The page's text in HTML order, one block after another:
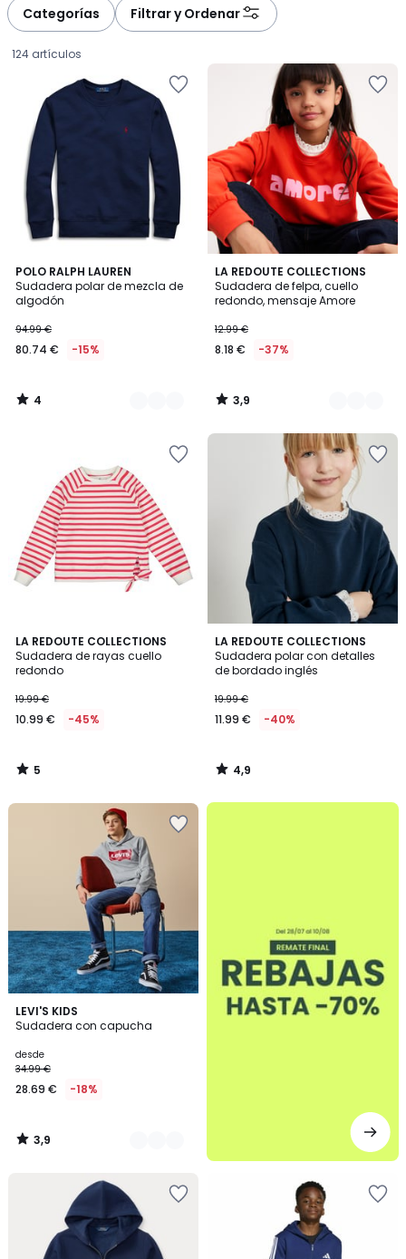
Categorías Filtrar y Ordenar
124 artículos
POLO RALPH LAUREN
Sudadera polar de mezcla de
algodón
€
en
de
94.99
descuento
aplicado.
94.99 €
80.74 € -15%
4
/
5
3
Colores
4
/
LA REDOUTE COLLECTIONS
Sudadera de felpa, cuello
redondo, mensaje Amore
12.99 €
8.18 € -37%
3,9
/ 5
2
Colores
3,9
/
LA REDOUTE COLLECTIONS
Sudadera de rayas cuello
redondo
19.99 €
10.99 € -45%
5
/
5
5
/
LA REDOUTE COLLECTIONS
Sudadera polar con detalles
de bordado inglés
19.99 €
11.99 € -40%
4,9
/ 5
4,9
/
LEVI'S KIDS
Sudadera con capucha
desde
34.99 €
28.69 € -18%
3,9
/ 5
2
Colores
3,9
/
.